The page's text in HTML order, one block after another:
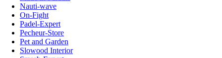
Nauti-wave
On-Fight
Padel-Expert
Pecheur-Store
Pet and Garden
Slowood Interior